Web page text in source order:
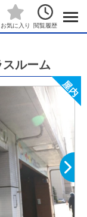
お気に入り 閲覧履歴
スルーム